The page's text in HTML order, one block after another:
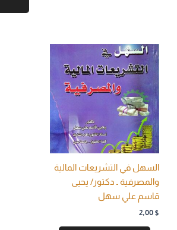
السهل في التشريعات المالية
والمصرفية ـ دكتور/ يحيى
قاسم علي سهل
2,00 $